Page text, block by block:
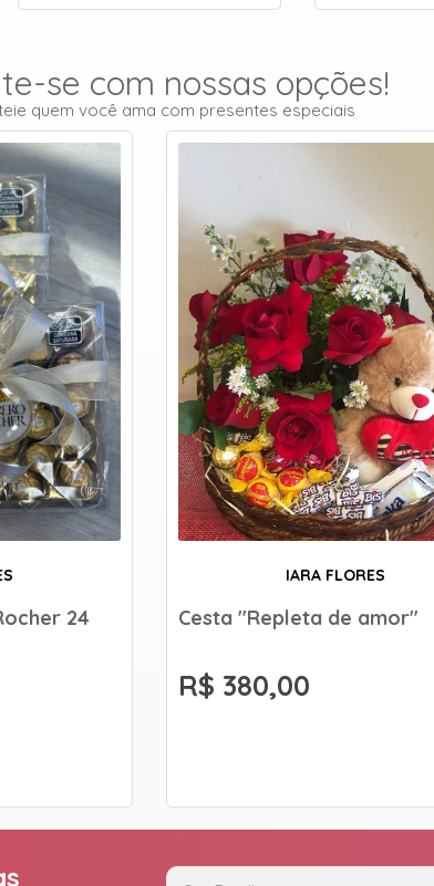
se com nossas opções!
quem você ama com presentes especiais
24
IARA FLORES
Cesta "Repleta de amor"
R$ 380,00